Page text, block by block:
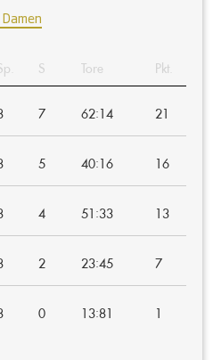
Damen
S Tore Pkt.
7 62:14 21
5 40:16 16
4 51 :33 13
2 23:45 7
0 13:81 1